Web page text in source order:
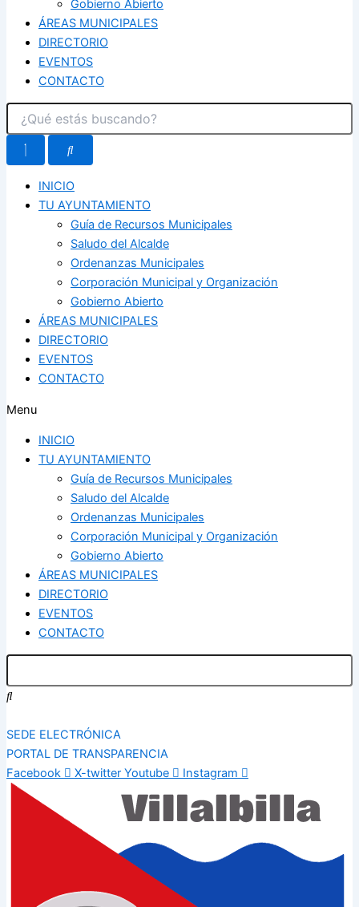
Gobierno Abierto
ÁREAS MUNICIPALES
DIRECTORIO
EVENTOS
CONTACTO
INICIO
TU AYUNTAMIENTO
Guía de Recursos Municipales
Saludo del Alcalde
Ordenanzas Municipales
Corporación Municipal y Organización
Gobierno Abierto
ÁREAS MUNICIPALES
DIRECTORIO
EVENTOS
CONTACTO
Menu
INICIO
TU AYUNTAMIENTO
Guía de Recursos Municipales
Saludo del Alcalde
Ordenanzas Municipales
Corporación Municipal y Organización
Gobierno Abierto
ÁREAS MUNICIPALES
DIRECTORIO
EVENTOS
CONTACTO
SEDE ELECTRÓNICA
PORTAL DE TRANSPARENCIA
Facebook
X-twitter Youtube Instagram